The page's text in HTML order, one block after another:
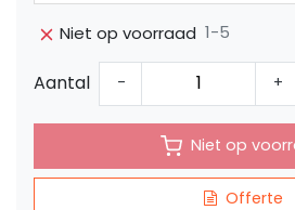
Niet op voorraad 1-5
Aantal - +
Niet op
Offerte